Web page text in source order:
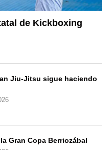
de Kickboxing
Jiu-Jitsu sigue haciendo
Gran Copa Berriozábal